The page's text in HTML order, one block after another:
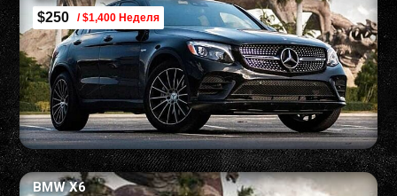
$250 / $1,400 Неделя
BMW X6